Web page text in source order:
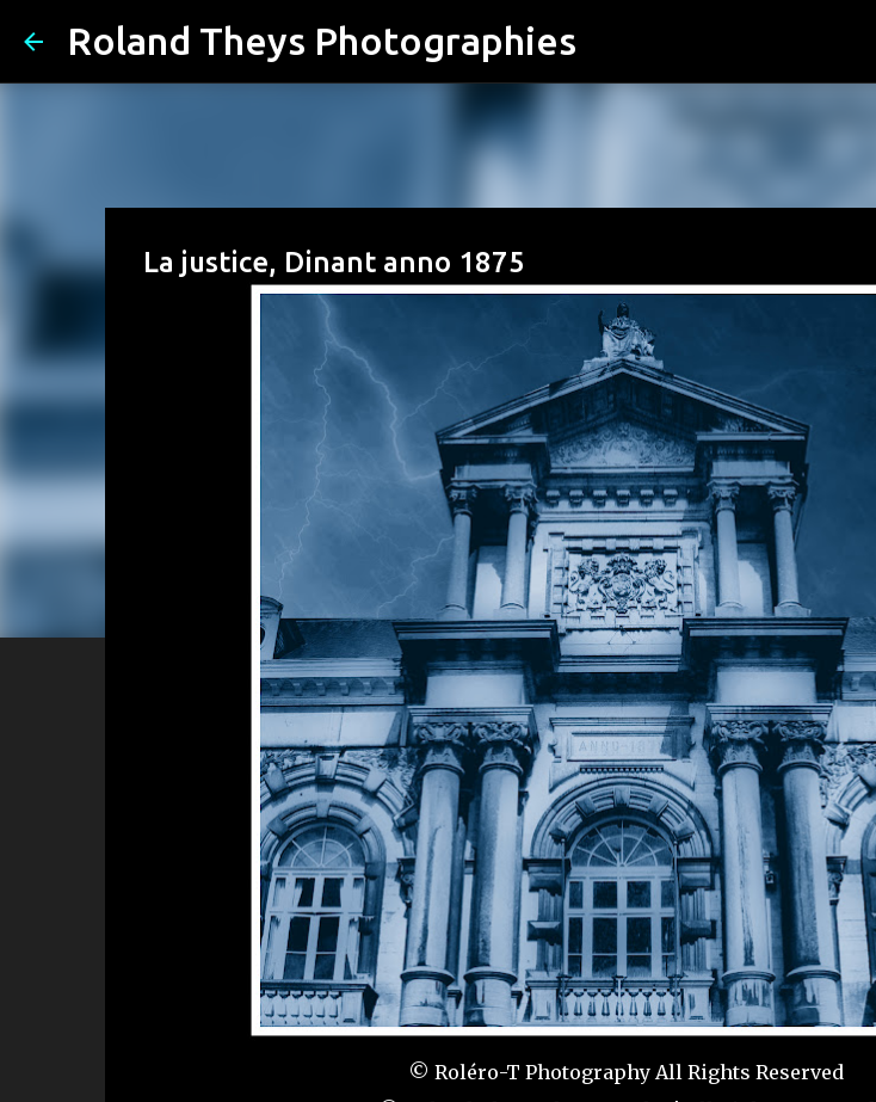
Roland Theys Photographies
La justice, Dinant anno 1875
© Roléro-T Photography All Rights Reserved